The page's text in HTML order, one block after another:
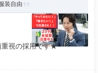
装⾃由
重視の採用です★